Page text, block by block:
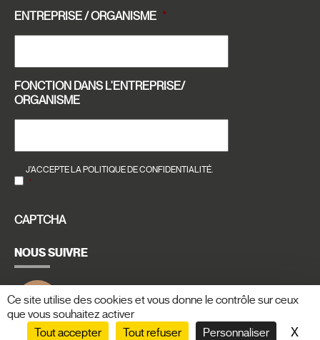
Ce site utilise des cookies et vous donne le contrôle sur ceux
que vous souhaitez activer
Tout accepter
Tout refuser Personnaliser X
ENTREPRISE / ORGANISME *
FONCTION DANS L'ENTREPRISE/
ORGANISME
RGPD *
J’ACCEPTE LA POLITIQUE DE CONFIDENTIALITÉ.
*
CAPTCHA
NOUS SUIVRE
icon
Linkedin